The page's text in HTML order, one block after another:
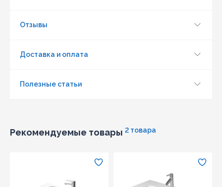
Отзывы
Доставка и оплата
Полезные статьи
Рекомендуемые товары 2 товара